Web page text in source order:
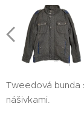
Tweedová bunda
nášivkami.